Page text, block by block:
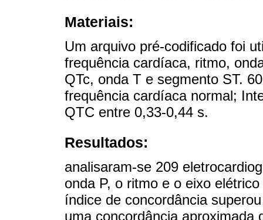
Materiais:
Um arquivo pré-codificado foi
frequência cardíaca, ritmo,
QTc, onda T e segmento ST.
frequência cardíaca normal;
QTC entre 0,33-0,44 s.
Resultados:
analisaram-se 209
onda P, o ritmo e o eixo
índice de concordância
uma concordância aproximada